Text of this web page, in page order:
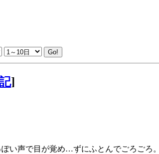
]
い声で目が覚め…ずにふとんでごろごろ。